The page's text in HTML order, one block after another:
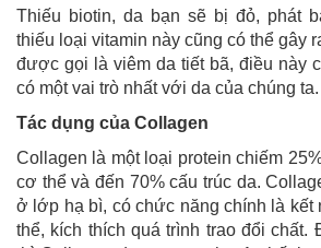
Thiếu biotin, da bạn sẽ bị đỏ, phát
thiếu loại vitamin này cũng có thể gây
được gọi là viêm da tiết bã, điều này
có một vai trò nhất với da của chúng ta.
Tác dụng của Collagen
Collagen là một loại protein chiếm
cơ thể và đến 70% cấu trúc da.
ở lớp hạ bì, có chức năng chính là kết
thể, kích thích quá trình trao đổi chất.